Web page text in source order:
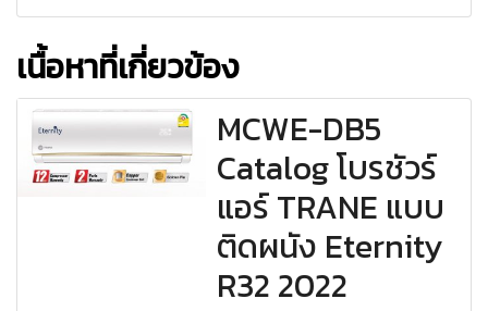
เนื้อหาที่เกี่ยวข้อง
MCWE-DB5
Catalog โบรชัวร์
แอร์ TRANE แบบ
ติดผนัง Eternity
R32 2022